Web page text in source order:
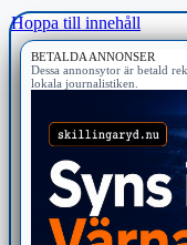
Hoppa till innehåll
BETALDA ANNONSER
Dessa annonsytor är betald
lokala journalistiken.